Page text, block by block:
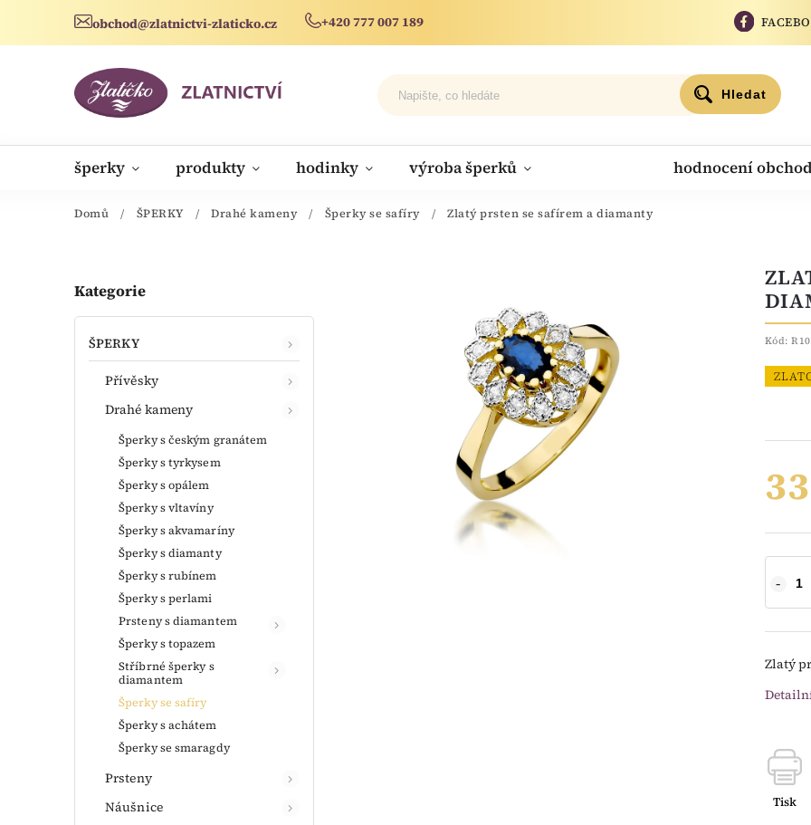
obchod@zlatnictvi-zlaticko.cz +420 777 007 189
Hledat
šperky produkty hodinky výroba šperků hodnocení
novinky
Domů / ŠPERKY / Drahé kameny / Šperky se safíry / Zlatý prsten se safírem a diamanty
Kategorie
ŠPERKY
Přívěsky
Drahé kameny
Šperky s českým granátem
Šperky s tyrkysem
Šperky s opálem
Šperky s vltavíny
Šperky s akvamaríny
Šperky s diamanty
Šperky s rubínem
Šperky s perlami
Prsteny s diamantem
Šperky s topazem
Stříbrné šperky s
diamantem
Šperky se safíry
Šperky s achátem
Šperky se smaragdy
Prsteny
Náušnice
Kód:
Zlatý
Tisk